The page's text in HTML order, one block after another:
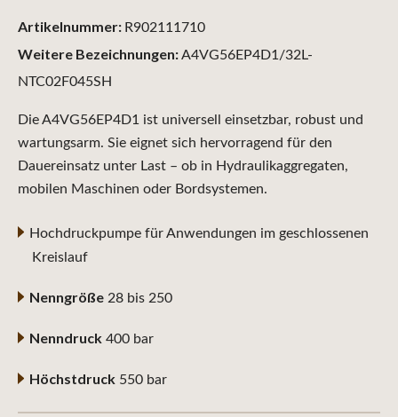
Die A4VG56EP4D1 ist universell einsetzbar, robust und
wartungsarm. Sie eignet sich hervorragend für den
Dauereinsatz unter Last – ob in Hydraulikaggregaten,
mobilen Maschinen oder Bordsystemen.
Hochdruckpumpe für Anwendungen im geschlossenen
Kreislauf
Nenngröße 28 bis 250
Nenndruck 400 bar
Höchstdruck 550 bar
Weitere Bezeichnungen:A4VG56EP4D1/32L-
NTC02F045SH
Artikelnummer: R902111710